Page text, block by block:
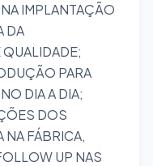
IMPLANTAÇÃO
DA
PARA
DIA A DIA;
DOS
NA FÁBRICA,
UP NAS